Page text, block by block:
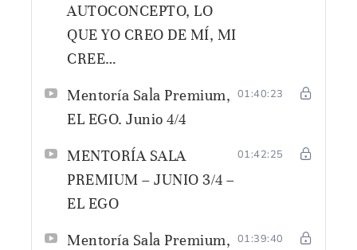
AUTOCONCEPTO, LO
QUE YO CREO DE MÍ, MI
CREE…
Mentoría Sala Premium,
EL EGO. Junio 4/4
01:40:23
MENTORÍA SALA
PREMIUM – JUNIO 3/4 –
EL EGO
01:42:25
Mentoría Sala Premium,
01:39:40